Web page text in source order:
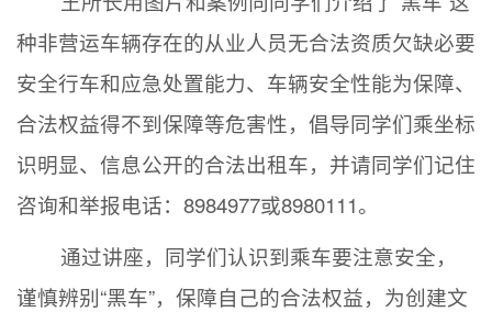
种非营运车辆存在的从业人员无合法资质欠缺必要
安全行车和应急处置能力、车辆安全性能为保障、
合法权益得不到保障等危害性，倡导同学们乘坐标
识明显、信息公开的合法出租车，并请同学们记住
咨询和举报电话：8984977或8980111。
通过讲座，同学们认识到乘车要注意安全，
谨慎辨别“黑车”，保障自己的合法权益，为创建文